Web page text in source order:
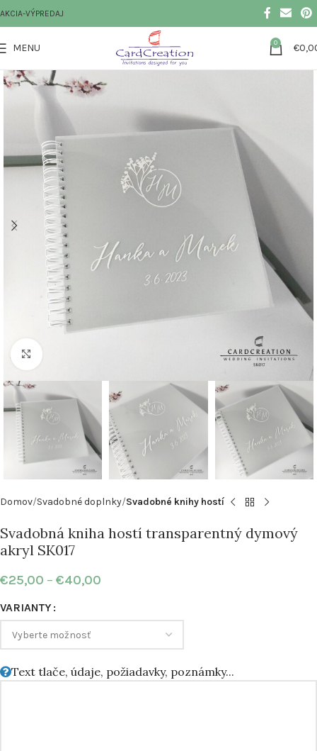
AKCIA-VÝPREDAJ
MENU 0 €
Domov Svadobné doplnky Svadobné knihy hostí
Svadobná kniha hostí transparentný dymový
akryl SK017
€25,00 – €40,00
VARIANTY
Text tlače, údaje, požiadavky, poznámky...